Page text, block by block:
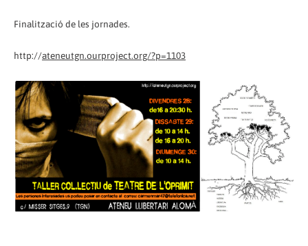
Finalització de les jornades.
http://ateneutgn.ourproject.org/?p=1103